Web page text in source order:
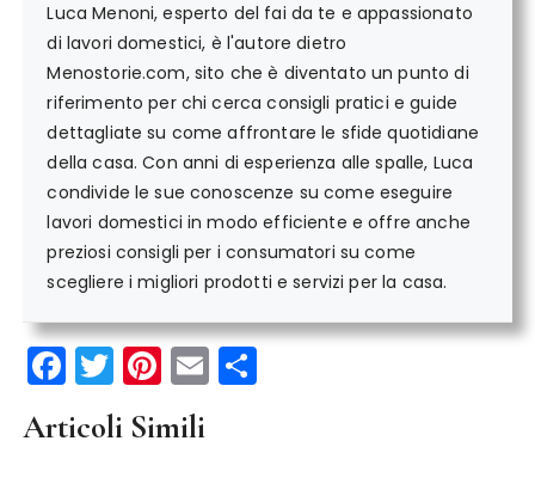
Luca Menoni, esperto del fai da te e appassionato
di lavori domestici, è l'autore dietro
Menostorie.com, sito che è diventato un punto di
riferimento per chi cerca consigli pratici e guide
dettagliate su come affrontare le sfide quotidiane
della casa. Con anni di esperienza alle spalle, Luca
condivide le sue conoscenze su come eseguire
lavori domestici in modo efficiente e offre anche
preziosi consigli per i consumatori su come
scegliere i migliori prodotti e servizi per la casa.
F
a
c
T
w
it
Pi
n
te
E
m
Articoli Simili